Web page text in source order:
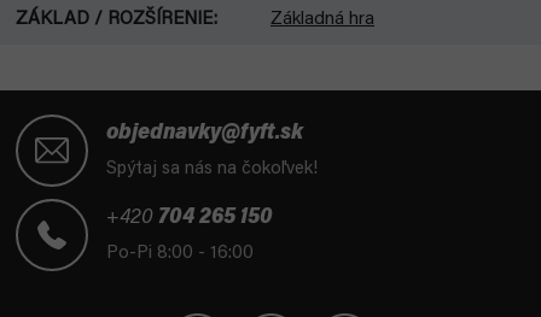
ZÁKLAD / ROZŠÍRENIE: Základná hra
objednavky@fyft.sk
Spýtaj sa nás na čokoľvek!
+420 704 265 150
Po-Pi 8:00 - 16:00